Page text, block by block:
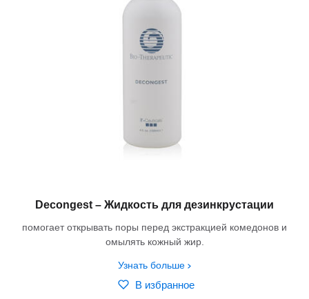
Decongest – Жидкость для дезинкрустации
помогает открывать поры перед экстракцией комедонов и
омылять кожный жир.
Узнать больше
В избранное